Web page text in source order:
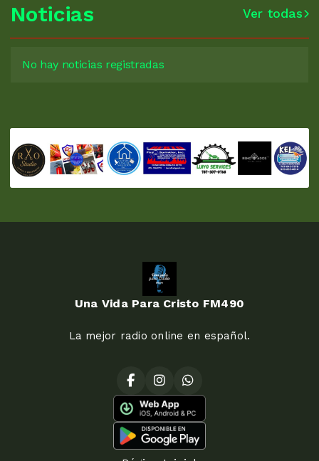
Noticias Ver todas
No hay noticias registradas
Una Vida Para Cristo FM490
La mejor radio online en español.